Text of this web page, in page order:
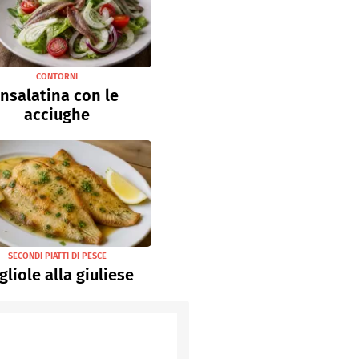
CONTORNI
con le
acciughe
SECONDI PIATTI DI PESCE
alla giuliese